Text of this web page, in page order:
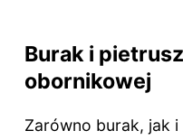
Burak i
obornikowej
Zarówno burak, jak